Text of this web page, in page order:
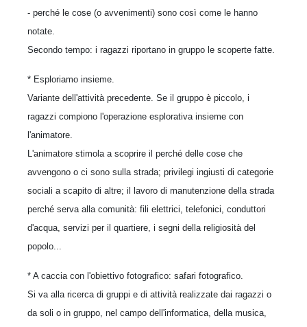
- perché le cose (o avvenimenti) sono così come le hanno
notate.
Secondo tempo: i ragazzi riportano in gruppo le scoperte fatte.
* Esploriamo insieme.
Variante dell'attività precedente. Se il gruppo è piccolo, i
ragazzi compiono l'operazione esplorativa insieme con
l'animatore.
L'animatore stimola a scoprire il perché delle cose che
avvengono o ci sono sulla strada; privilegi ingiusti di categorie
sociali a scapito di altre; il lavoro di manutenzione della strada
perché serva alla comunità: fili elettrici, telefonici, conduttori
d'acqua, servizi per il quartiere, i segni della religiosità del
popolo...
* A caccia con l'obiettivo fotografico: safari fotografico.
Si va alla ricerca di gruppi e di attività realizzate dai ragazzi o
da soli o in gruppo, nel campo dell'informatica, della musica,